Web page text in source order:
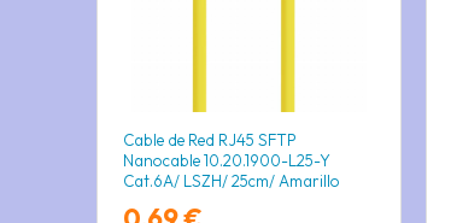
Cable de Red RJ45 SFTP
Nanocable 10.20.1900-L25-Y
Cat.6A/ LSZH/ 25cm/ Amarillo